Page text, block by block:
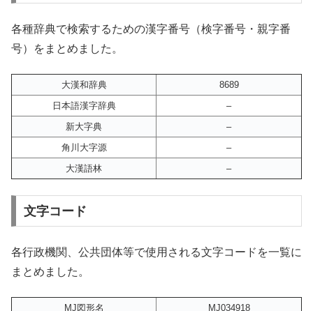
各種辞典で検索するための漢字番号（検字番号・親字番
号）をまとめました。
大漢和辞典
8689
日本語漢字辞典
–
新大字典
–
角川大字源
–
大漢語林
–
文字コード
各行政機関、公共団体等で使用される文字コードを一覧に
まとめました。
MJ図形名
MJ034918